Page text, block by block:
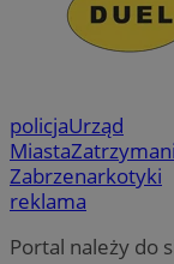
policjaUrząd
Miasta
Zabrzenarkotyki
reklama
Portal należy do